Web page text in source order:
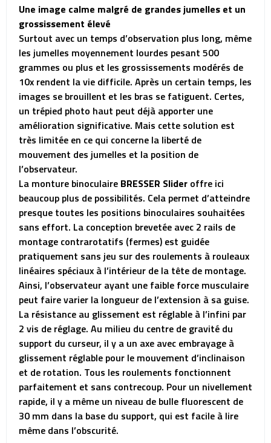
Une image calme malgré de grandes jumelles et un
grossissement élevé
Surtout avec un temps d’observation plus long, même
les jumelles moyennement lourdes pesant 500
grammes ou plus et les grossissements modérés de
10x rendent la vie difficile. Après un certain temps, les
images se brouillent et les bras se fatiguent. Certes,
un trépied photo haut peut déjà apporter une
amélioration significative. Mais cette solution est
très limitée en ce qui concerne la liberté de
mouvement des jumelles et la position de
l’observateur.
La monture binoculaire BRESSER Slider offre ici
beaucoup plus de possibilités. Cela permet d’atteindre
presque toutes les positions binoculaires souhaitées
sans effort. La conception brevetée avec 2 rails de
montage contrarotatifs (fermes) est guidée
pratiquement sans jeu sur des roulements à rouleaux
linéaires spéciaux à l’intérieur de la tête de montage.
Ainsi, l’observateur ayant une faible force musculaire
peut faire varier la longueur de l’extension à sa guise.
La résistance au glissement est réglable à l’infini par
2 vis de réglage. Au milieu du centre de gravité du
support du curseur, il y a un axe avec embrayage à
glissement réglable pour le mouvement d’inclinaison
et de rotation. Tous les roulements fonctionnent
parfaitement et sans contrecoup. Pour un nivellement
rapide, il y a même un niveau de bulle fluorescent de
30 mm dans la base du support, qui est facile à lire
même dans l’obscurité.